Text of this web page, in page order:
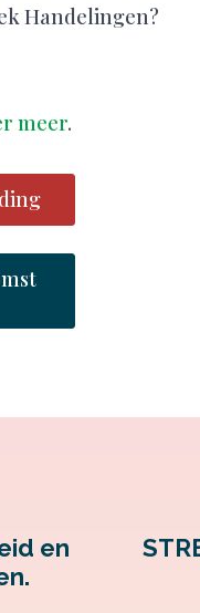
Handelingen?
meer.
en